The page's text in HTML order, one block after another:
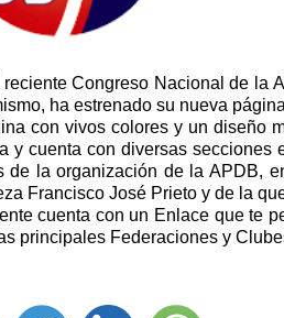
reciente Congreso Nacional de la
ha estrenado su nueva
con vivos colores y un diseño
y cuenta con diversas
de la organización de la APDB,
Francisco José Prieto y de la
cuenta con un Enlace que te
principales Federaciones y